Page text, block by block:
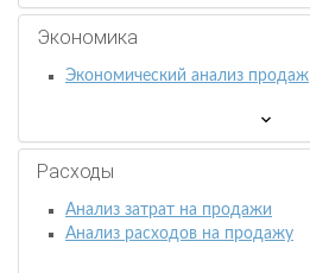
Экономика
Экономический анализ продаж
Расходы
Анализ затрат на продажи
Анализ расходов на продажу